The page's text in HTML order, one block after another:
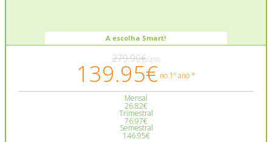
A escolha Smart!
279.90€/ano
139.95€ no 1º ano *
Mensal
26.82€
Trimestral
76.97€
Semestral
146.95€